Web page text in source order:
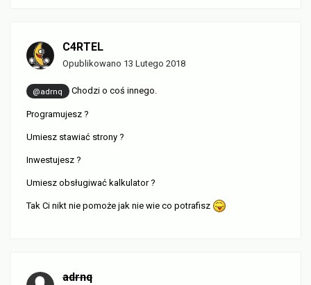
C4RTEL
Opublikowano 13 Lutego 2018
@adrnq Chodzi o coś innego.
Programujesz ?
Umiesz stawiać strony ?
Inwestujesz ?
Umiesz obsługiwać kalkulator ?
Tak Ci nikt nie pomoże jak nie wie co potrafisz
adrnq